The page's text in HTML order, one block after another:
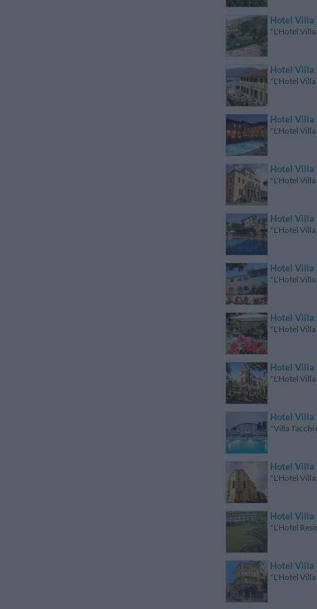
Hotel Villa
"L'Hotel
Hotel Villa
"L'Hotel
Hotel Villa
"L'Hotel
Hotel Villa
"L'Hotel
Hotel Villa
"L’Hotel
Hotel Villa
"L’Hotel
Hotel Villa
"L'Hotel
Hotel Villa
"L'Hotel
Hotel Villa
"Villa Tacchi
Hotel Villa
"L'Hotel
Hotel Villa
"L’Hotel
Hotel Villa
"L'Hotel